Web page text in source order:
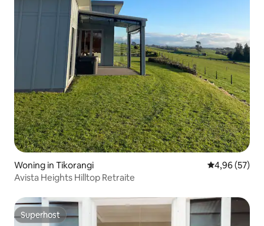
Woning in Tikorangi Gemiddelde
4,96 (57)
Avista Heights Hilltop Retraite
Superhost
Superhost